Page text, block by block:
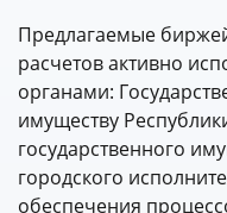
Предлагаемые
расчетов активно
органами:
имуществу
государственного
городского
обеспечения